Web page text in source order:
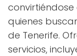
quienes
de Tenerife.
servicios,